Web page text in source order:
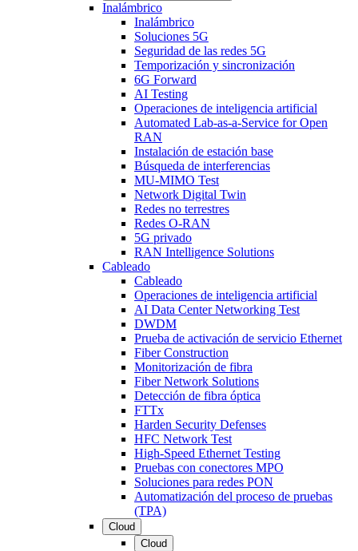
Inalámbrico
Inalámbrico
Soluciones 5G
Seguridad de las redes 5G
Temporización y sincronización
6G Forward
AI Testing
Operaciones de inteligencia artificial
Automated Lab-as-a-Service for Open
RAN
Instalación de estación base
Búsqueda de interferencias
MU-MIMO Test
Network Digital Twin
Redes no terrestres
Redes O-RAN
5G privado
RAN Intelligence Solutions
Cableado
Cableado
Operaciones de inteligencia artificial
AI Data Center Networking Test
DWDM
Prueba de activación de servicio Ethernet
Fiber Construction
Monitorización de fibra
Fiber Network Solutions
Detección de fibra óptica
FTTx
Harden Security Defenses
HFC Network Test
High-Speed Ethernet Testing
Pruebas con conectores MPO
Soluciones para redes PON
Automatización del proceso de pruebas
(TPA)
Cloud
Cloud